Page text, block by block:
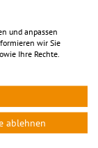
Sie Cookies
Open Street
übertragen.
und anpassen
wir Sie
Ihre Rechte.
ablehnen